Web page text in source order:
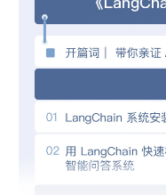
课程精心设计 4 大模块
介绍 LangChain 系统的
操作。同时，详细指导
于“易速鲜花”本地知识